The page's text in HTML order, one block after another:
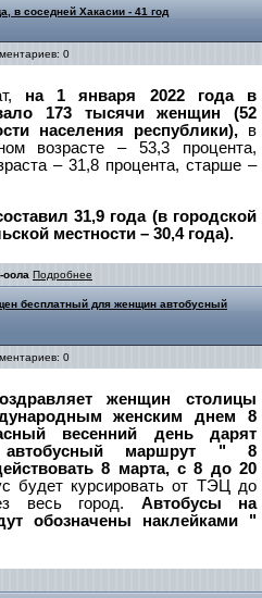
в соседней Хакасии - 41 год
0
на 1 января 2022 года в
173 тысячи женщин (52
населения республики), в
возрасте – 53,3 процента,
– 31,8 процента, старше –
31,9 года (в городской
местности – 30,4 года).
оола Подробнее
бесплатный для женщин автобусный
0
женщин столицы
женским днем 8
весенний день дарят
автобусный маршрут " 8
8 марта, с 8 до 20
будет курсировать от ТЭЦ до
весь город. Автобусы на
обозначены наклейками "